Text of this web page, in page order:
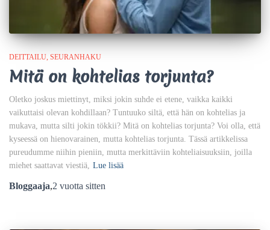
DEITTAILU SEURANHAKU
Mitä on kohtelias torjunta?
Oletko joskus miettinyt, miksi jokin suhde ei etene, vaikka kaikki
vaikuttaisi olevan kohdillaan? Tuntuuko siltä, että hän on kohtelias ja
mukava, mutta silti jokin tökkii? Mitä on kohtelias torjunta? Voi olla, että
kyseessä on hienovarainen, mutta kohtelias torjunta. Tässä artikkelissa
pureudumme niihin pieniin, mutta merkittäviin kohteliaisuuksiin, joilla
miehet saattavat viestiä, Lue lisää
Bloggaaja,2 vuotta sitten